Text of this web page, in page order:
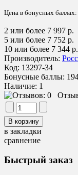
Цена в бонусных баллах:
2 или более 7 997 р.
5 или более 7 752 р.
10 или более 7 344 р.
Производитель:
Код: 13297-34
Бонусные баллы:
Наличие: 1
в закладки
сравнение
Быстрый заказ